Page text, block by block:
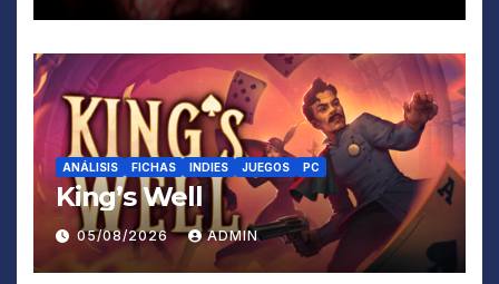
ANÁLISIS FICHAS INDIES JUEGOS PC
King’s Well
05/08/2026 ADMIN